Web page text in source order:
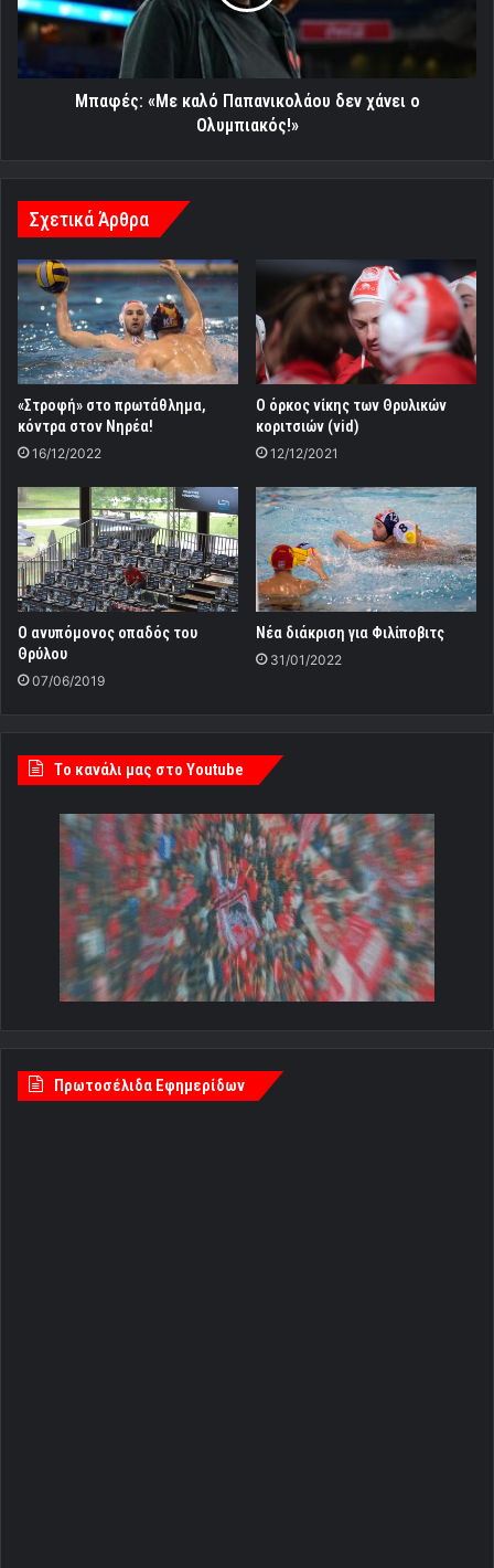
χάνει
Μπαφές: «Με καλό Παπανικολάου δεν χάνει ο
Ολυμπιακός!»
Σχετικά Άρθρα
«Στροφή» στο πρωτάθλημα,
κόντρα στον Νηρέα!
16/12/2022
Ο όρκος νίκης των Θρυλικών
κοριτσιών (vid)
12/12/2021
Ο ανυπόμονος οπαδός του
Θρύλου
07/06/2019
Νέα διάκριση για Φιλίποβιτς
31/01/2022
Tο κανάλι μας στο Youtube
Πρωτοσέλιδα Εφημερίδων